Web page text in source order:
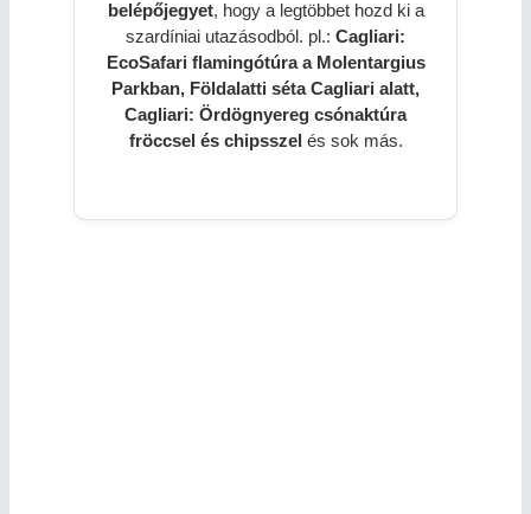
belépőjegyet, hogy a legtöbbet hozd ki a
szardíniai utazásodból. pl.: Cagliari:
EcoSafari flamingótúra a Molentargius
Parkban, Földalatti séta Cagliari alatt,
Cagliari: Ördögnyereg csónaktúra
fröccsel és chipsszel és sok más.